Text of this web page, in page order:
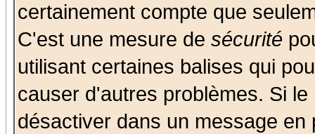
certainement compte que
C'est une mesure de sécurité
utilisant certaines balises qui
causer d'autres problèmes. Si
désactiver dans un message